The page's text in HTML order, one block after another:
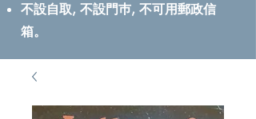
不設自取, 不設門巿, 不可用郵政信
箱。